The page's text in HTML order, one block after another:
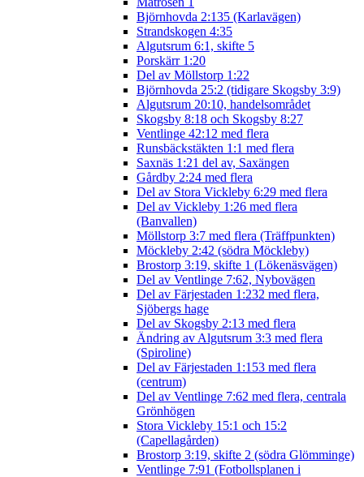
Björnhovda 2:135 (Karlavägen)
Strandskogen 4:35
Algutsrum 6:1, skifte 5
Porskärr 1:20
Del av Möllstorp 1:22
Björnhovda 25:2 (tidigare Skogsby 3:9)
Algutsrum 20:10, handelsområdet
Skogsby 8:18 och Skogsby 8:27
Ventlinge 42:12 med flera
Runsbäckstäkten 1:1 med flera
Saxnäs 1:21 del av, Saxängen
Gårdby 2:24 med flera
Del av Stora Vickleby 6:29 med flera
Del av Vickleby 1:26 med flera
(Banvallen)
Möllstorp 3:7 med flera (Träffpunkten)
Möckleby 2:42 (södra Möckleby)
Brostorp 3:19, skifte 1 (Lökenäsvägen)
Del av Ventlinge 7:62, Nybovägen
Del av Färjestaden 1:232 med flera,
Sjöbergs hage
Del av Skogsby 2:13 med flera
Ändring av Algutsrum 3:3 med flera
(Spiroline)
Del av Färjestaden 1:153 med flera
(centrum)
Del av Ventlinge 7:62 med flera, centrala
Grönhögen
Stora Vickleby 15:1 och 15:2
(Capellagården)
Brostorp 3:19, skifte 2 (södra Glömminge)
Ventlinge 7:91 (Fotbollsplanen i